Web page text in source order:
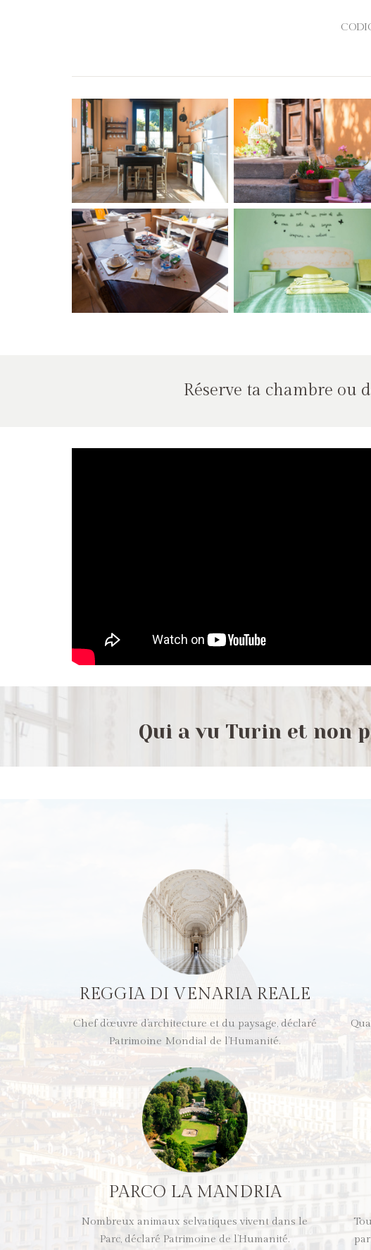
Réserve ta chambre ou
Qui a vu Turin et non
REGGIA DI VENARIA REALE
Chef d’œuvre d’architecture et du paysage, déclaré
Patrimoine Mondial de l’Humanité.
PARCO LA MANDRIA
Nombreux animaux selvatiques vivent dans le
Parc, déclaré Patrimoine de l’Humanité.